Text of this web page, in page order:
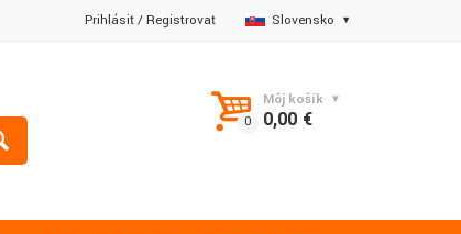
Slovensko
Prihlásiť/Registrovať
Môj košík
0,00 €